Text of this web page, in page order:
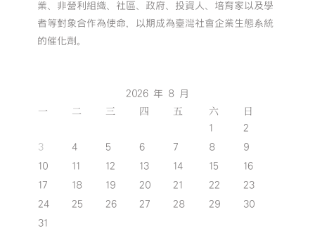
業、非營利組織、社區、政府、投資人、培育家以及學
者等對象合作為使命，以期成為臺灣社會企業生態系統
的催化劑。
2026 年 8 月
一 二 三 四 五 六 日
1
2
3
4 5 6 7 8
9
10
11 12 13 14 15
16
17
18 19 20 21 22
23
24
25 26 27 28 29
30
31